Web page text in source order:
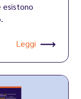
esistono
Leggi